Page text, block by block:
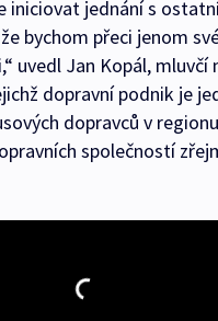
iniciovat jednání s
bychom přeci jenom
uvedl Jan Kopál,
dopravní podnik je
dopravců v
společností